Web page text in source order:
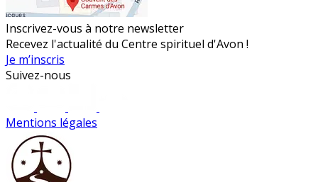
Inscrivez-vous à notre newsletter
Recevez l'actualité du Centre spirituel d'Avon !
Je m’inscris
Suivez-nous
Mentions légales